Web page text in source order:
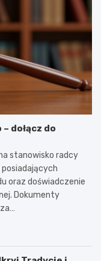
dołącz do
stanowisko radcy
oraz doświadczenie
Dokumenty